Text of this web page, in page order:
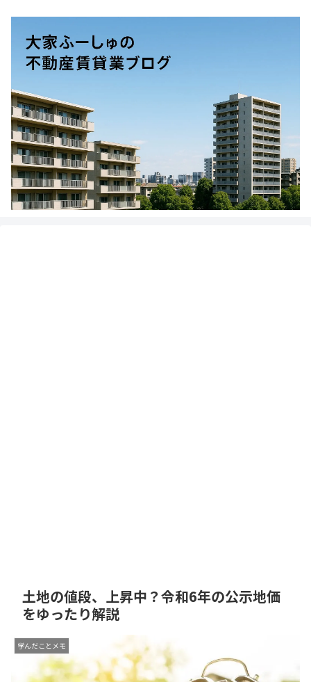
土地の値段、上昇中？令和6年の公示地価
をゆったり解説
学んだことメモ